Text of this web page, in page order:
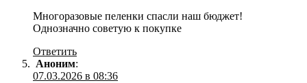
Многоразовые пеленки спасли наш бюджет!
Однозначно советую к покупке
Ответить
Аноним:
07.03.2026 в 08:36